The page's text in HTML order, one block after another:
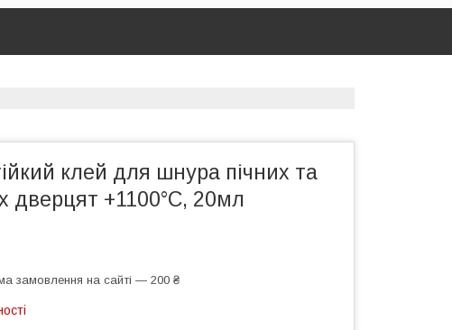
клей для шнура пічних та
дверцят +1100°С, 20мл
замовлення на сайті — 200 ₴